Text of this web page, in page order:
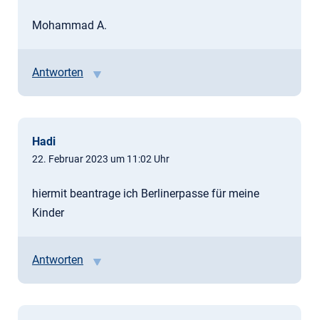
Mohammad A.
Antworten
Hadi
22. Februar 2023 um 11:02 Uhr
hiermit beantrage ich Berlinerpasse für meine
Kinder
Antworten